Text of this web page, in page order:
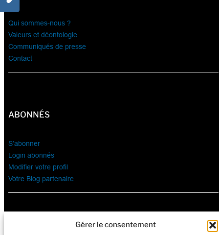
Gérer le consentement
Qui sommes-nous ?
Valeurs et déontologie
Communiqués de presse
Contact
ABONNÉS
S’abonner
Login abonnés
Modifier votre profil
Votre Blog partenaire